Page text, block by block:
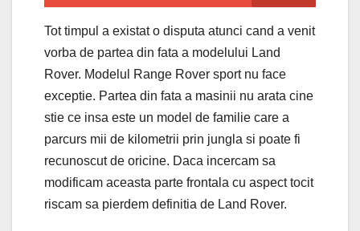
Tot timpul a existat o disputa atunci cand a venit
vorba de partea din fata a modelului Land
Rover. Modelul Range Rover sport nu face
exceptie. Partea din fata a masinii nu arata cine
stie ce insa este un model de familie care a
parcurs mii de kilometrii prin jungla si poate fi
recunoscut de oricine. Daca incercam sa
modificam aceasta parte frontala cu aspect tocit
riscam sa pierdem definitia de Land Rover.